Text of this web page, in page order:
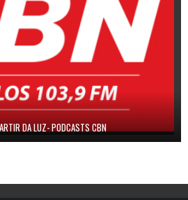
DA LUZ- PODCASTS CBN